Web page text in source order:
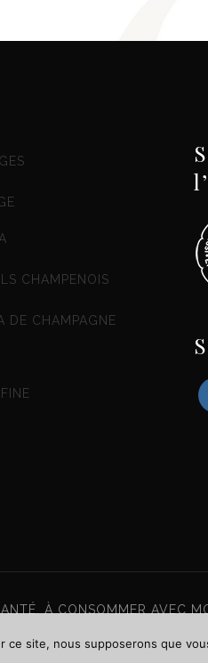
CHAMPENOIS
DE CHAMPAGNE
À CONSOMMER AVEC
ce site, nous supposerons que